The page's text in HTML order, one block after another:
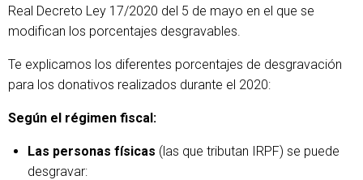
Real Decreto Ley 17/2020 del 5 de mayo en el que se
modifican los porcentajes desgravables.
Te explicamos los diferentes porcentajes de desgravación
para los donativos realizados durante el 2020:
Según el régimen fiscal:
Las personas físicas (las que tributan IRPF) se puede
desgravar: